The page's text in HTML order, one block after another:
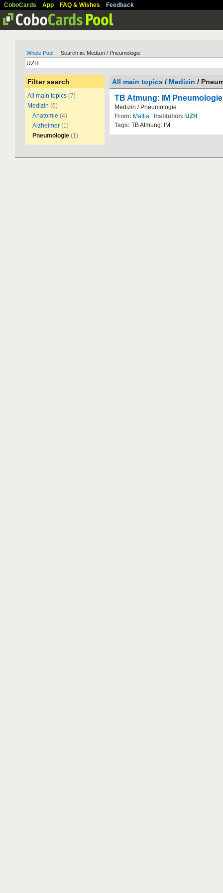
CoboCards App FAQ & Wishes Feedback
Whole Pool | Search in: Medizin / Pneumologie
Filter search
All main topics (7)
Medizin (6)
Anatomie (4)
Alzheimer (1)
Pneumologie (1)
All main topics / Medizin /
TB Atmung: IM
Medizin / Pneumologie
From: Mattia Institution: UZH
Tags: TB Atmung: IM